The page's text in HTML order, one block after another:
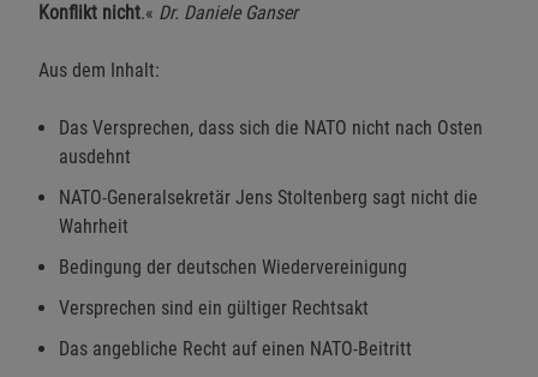
Konflikt nicht.« Dr. Daniele Ganser
Aus dem Inhalt:
Das Versprechen, dass sich die NATO nicht nach Osten
ausdehnt
NATO-Generalsekretär Jens Stoltenberg sagt nicht die
Wahrheit
Bedingung der deutschen Wiedervereinigung
Versprechen sind ein gültiger Rechtsakt
Das angebliche Recht auf einen NATO-Beitritt